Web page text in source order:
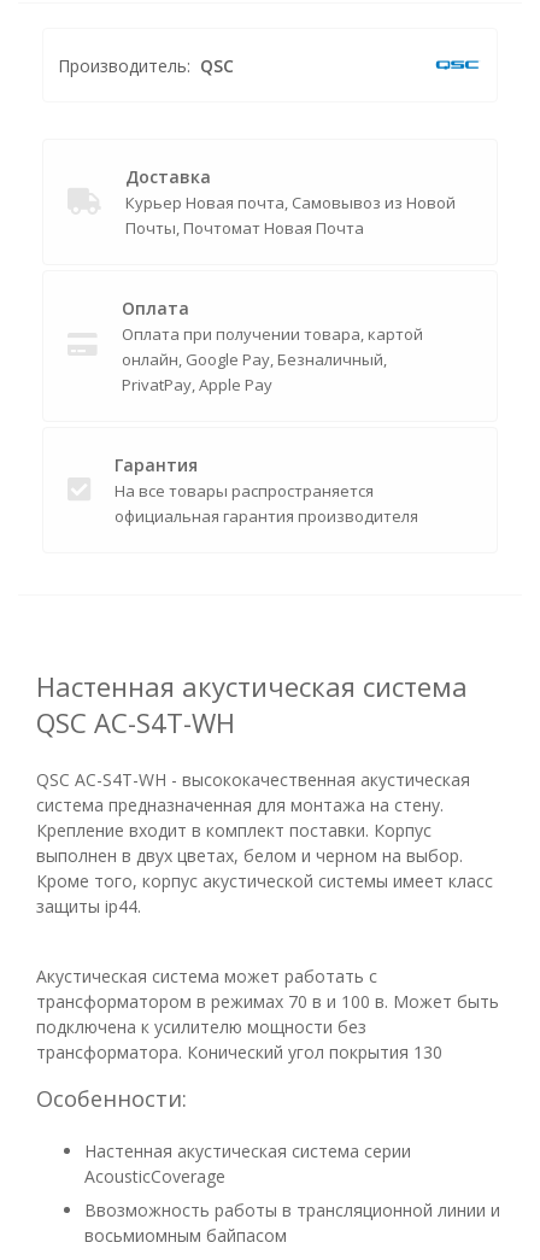
Производитель: QSC
Доставка
Курьер Новая почта, Самовывоз из Новой
Почты, Почтомат Новая Почта
Оплата
Оплата при получении товара, картой
онлайн, Google Pay, Безналичный,
PrivatPay, Apple Pay
Гарантия
На все товары распространяется
официальная гарантия производителя
Настенная акустическая система
QSC AC-S4T-WH
QSC AC-S4T-WH - высококачественная акустическая
система предназначенная для монтажа на стену.
Крепление входит в комплект поставки. Корпус
выполнен в двух цветах, белом и черном на выбор.
Кроме того, корпус акустической системы имеет класс
защиты ip44.
Акустическая система может работать с
трансформатором в режимах 70 в и 100 в. Может быть
подключена к усилителю мощности без
трансформатора. Конический угол покрытия 130
Особенности:
Настенная акустическая система серии
AcousticCoverage
Ввозможность работы в трансляционной линии и
восьмиомным байпасом